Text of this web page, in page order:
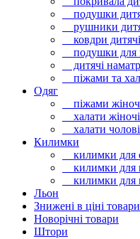
подушки
рушники
ковдри дитячі
подушки для
дитячі
піжами та
Одяг
піжами
халати жіночі
халати
Килимки
килимки для
килимки для
килимки для
Льон
Знижені в ціні товари
Новорічні товари
Штори